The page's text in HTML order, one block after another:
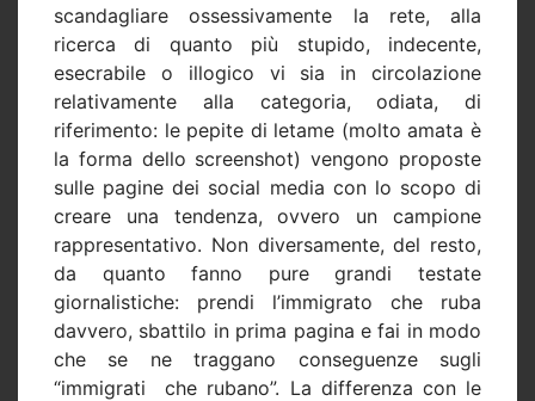
scandagliare ossessivamente la rete, alla
ricerca di quanto più stupido, indecente,
esecrabile o illogico vi sia in circolazione
relativamente alla categoria, odiata, di
riferimento: le pepite di letame (molto amata è
la forma dello screenshot) vengono proposte
sulle pagine dei social media con lo scopo di
creare una tendenza, ovvero un campione
rappresentativo. Non diversamente, del resto,
da quanto fanno pure grandi testate
giornalistiche: prendi l’immigrato che ruba
davvero, sbattilo in prima pagina e fai in modo
che se ne traggano conseguenze sugli
“immigrati
che rubano”. La differenza con le